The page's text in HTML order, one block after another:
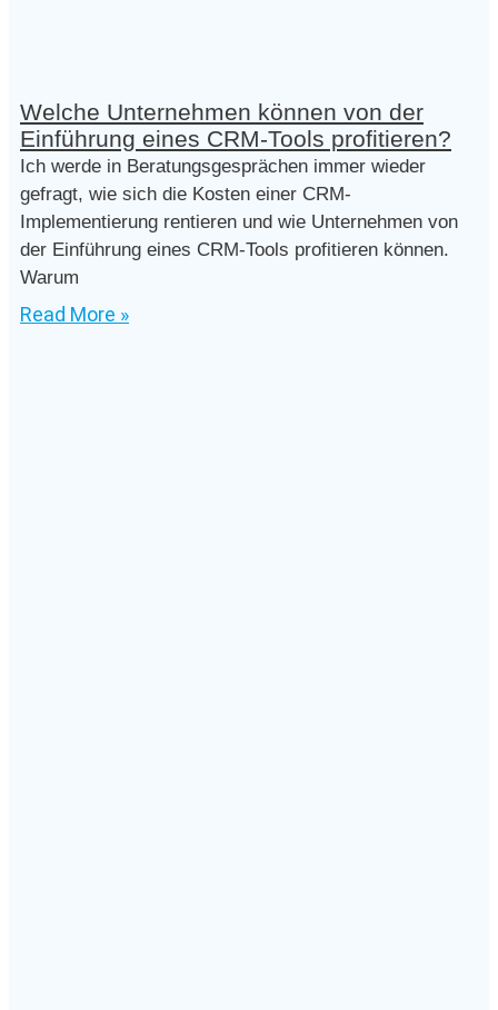
Welche Unternehmen können von der
Einführung eines CRM-Tools profitieren?
Ich werde in Beratungsgesprächen immer wieder
gefragt, wie sich die Kosten einer CRM-
Implementierung rentieren und wie Unternehmen von
der Einführung eines CRM-Tools profitieren können.
Warum
Read More »